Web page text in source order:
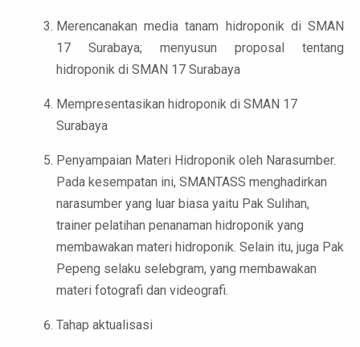
Merencanakan media tanam hidroponik di SMAN
17 Surabaya; menyusun proposal tentang
hidroponik di SMAN 17 Surabaya
Mempresentasikan hidroponik di SMAN 17
Surabaya
Penyampaian Materi Hidroponik oleh Narasumber.
Pada kesempatan ini, SMANTASS menghadirkan
narasumber yang luar biasa yaitu Pak Sulihan,
trainer pelatihan penanaman hidroponik yang
membawakan materi hidroponik. Selain itu, juga Pak
Pepeng selaku selebgram, yang membawakan
materi fotografi dan videografi.
Tahap aktualisasi